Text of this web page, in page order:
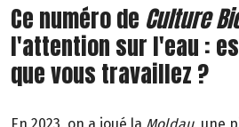
Ce numéro de Culture
l'attention sur l'eau :
que vous travaillez ?